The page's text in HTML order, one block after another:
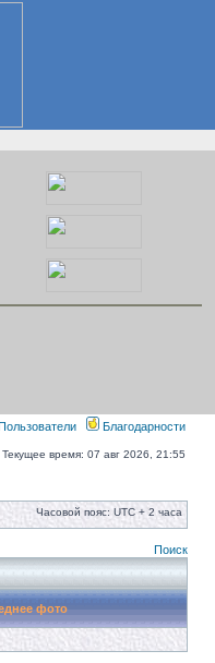
Благодарности
Текущее время: 07 авг 2026, 21:55
Часовой пояс: UTC + 2 часа
Поиск
фото